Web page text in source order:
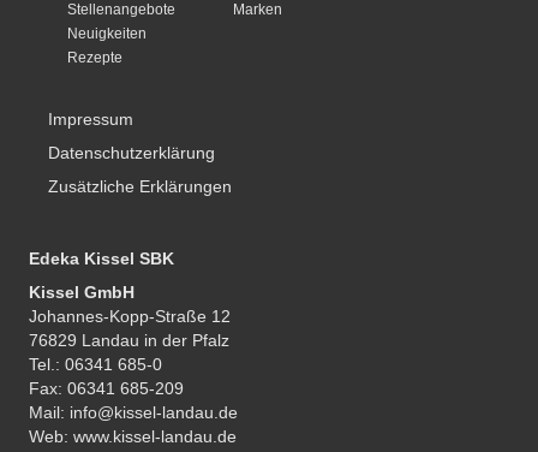
Stellenangebote
Neuigkeiten
Rezepte
Marken
Impressum
Datenschutzerklärung
Zusätzliche Erklärungen
Edeka Kissel SBK
Kissel GmbH
Johannes-Kopp-Straße 12
76829 Landau in der Pfalz
Tel.: 06341 685-0
Fax: 06341 685-209
Mail: info@kissel-landau.de
Web: www.kissel-landau.de